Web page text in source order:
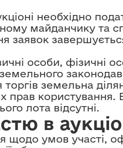
необхідно
майданчику та
заявок
особи, фізичні
земельна
користування.
лота відсутні.
в
щодо умов участі,